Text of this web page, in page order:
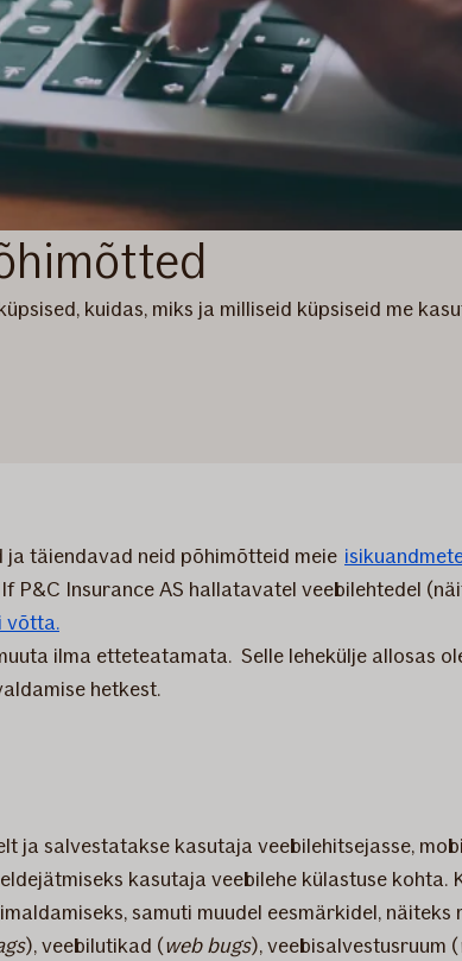
kuidas, miks ja milliseid küpsiseid me
täiendavad neid põhimõtteid meie
Insurance AS hallatavatel veebilehtedel
võtta.
ilma etteteatamata. Selle lehekülje allosas
hetkest.
ja salvestatakse kasutaja veebilehitsejasse,
kasutaja veebilehe külastuse
samuti muudel eesmärkidel, näiteks
), veebilutikad (web bugs), veebisalvestusruum (